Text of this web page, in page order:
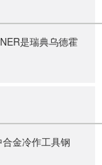
是瑞典乌德霍
金冷作工具钢